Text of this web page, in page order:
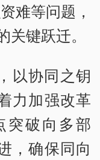
难等问题，
关键跃迁。
以协同之钥
力加强改革
突破向多部
，确保同向